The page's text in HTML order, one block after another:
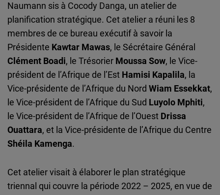
Naumann sis à Cocody Danga, un atelier de
planification stratégique. Cet atelier a réuni les 8
membres de ce bureau exécutif à savoir la
Présidente Kawtar Mawas, le Sécrétaire Général
Clément Boadi, le Trésorier Moussa Sow, le Vice-
président de l’Afrique de l’Est Hamisi Kapalila, la
Vice-présidente de l’Afrique du Nord Wiam Essekkat,
le Vice-président de l’Afrique du Sud Luyolo Mphiti,
le Vice-président de l’Afrique de l’Ouest Drissa
Ouattara, et la Vice-présidente de l’Afrique du Centre
Shéila Kamenga.
Cet atelier visait à élaborer le plan stratégique
triennal qui couvre la période 2022 – 2025, en vue de
Embed
Cloudinary
Flickr
Embed
Newsletter2go
Embed
Podigee
D.Vinci